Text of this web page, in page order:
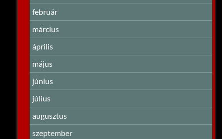
február
március
április
május
június
július
augusztus
szeptember